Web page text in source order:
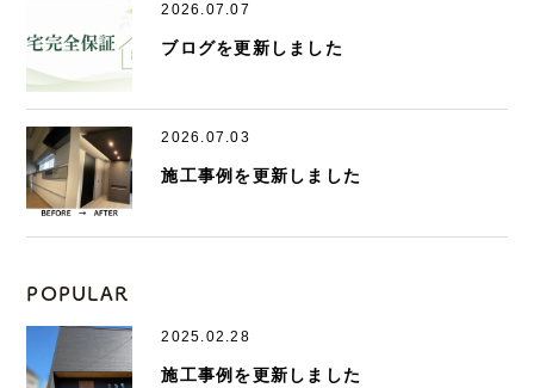
2026.07.07
ブログを更新しました
2026.07.03
施工事例を更新しました
POPULAR
2025.02.28
施工事例を更新しました